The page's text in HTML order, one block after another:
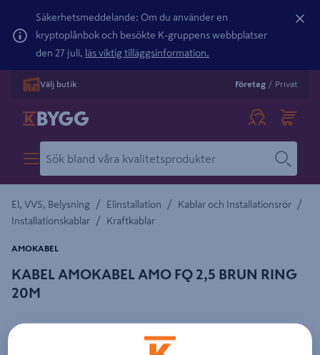
Säkerhetsmeddelande: Om du använder en
kryptoplånbok och besökte K-gruppens webbplatser
den 27 juli, läs viktig tilläggsinformation.
Välj butik Företag / Privat
El, VVS, Belysning / Elinstallation / Kablar och Installationsrör /
Installationskablar / Kraftkablar
KABEL AMOKABEL AMO FQ 2,5 BRUN RING
20M
AMOKABEL